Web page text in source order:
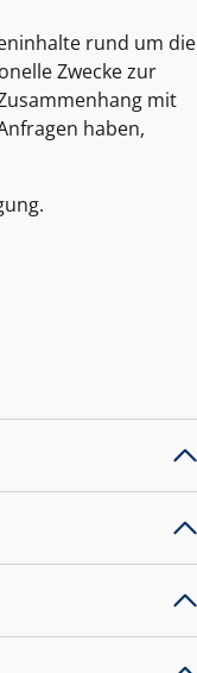
rund um die
Zwecke zur
mit
haben,